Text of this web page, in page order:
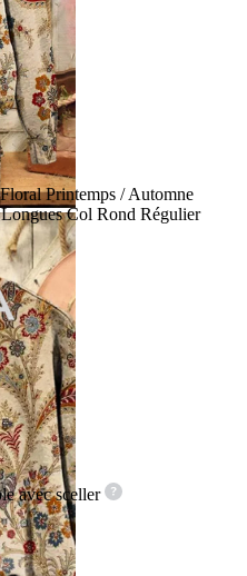
Printemps / Automne
Col Rond Régulier
avec sceller